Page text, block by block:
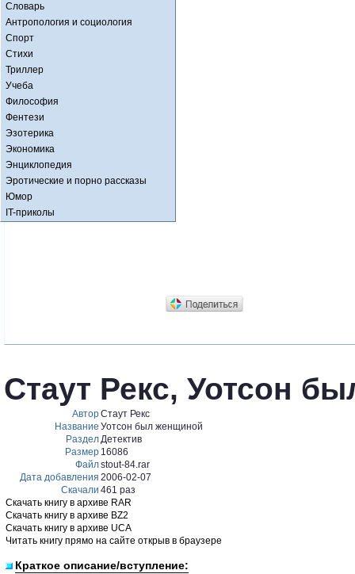
Словарь
Антропология и социология
Спорт
Стихи
Триллер
Учеба
Философия
Фентези
Эзотерика
Экономика
Энциклопедия
Эротические и порно рассказы
Юмор
IT-приколы
Стаут Рекс, Уотсон
АвторСтаут Рекс
Название Уотсон был женщиной
РазделДетектив
Размер 16086
Файлstout-84.rar
Дата добавления 2006-02-07
Скачали 461 раз
Скачать книгу в архиве RAR
Скачать книгу в архиве BZ2
Скачать книгу в архиве UCA
Читать книгу прямо на сайте открыв в браузере
Краткое описание/вступление: